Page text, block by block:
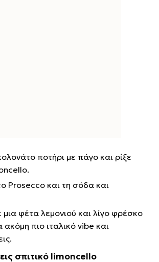
ποτήρι με πάγο και ρίξε
Prosecco και τη σόδα και
μια φέτα λεμονιού και λίγο φρέσκο
ακόμη πιο ιταλικό vibe και
σπιτικό limoncello